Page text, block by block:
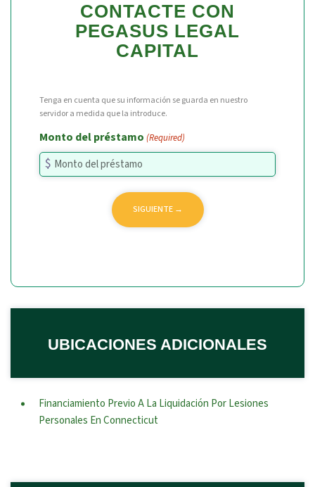
CONTACTE CON
PEGASUS LEGAL
CAPITAL
Tenga en cuenta que su información se guarda en nuestro
servidor a medida que la introduce.
Monto del préstamo (Required)
UBICACIONES ADICIONALES
Financiamiento Previo A La Liquidación Por Lesiones
Personales En Connecticut